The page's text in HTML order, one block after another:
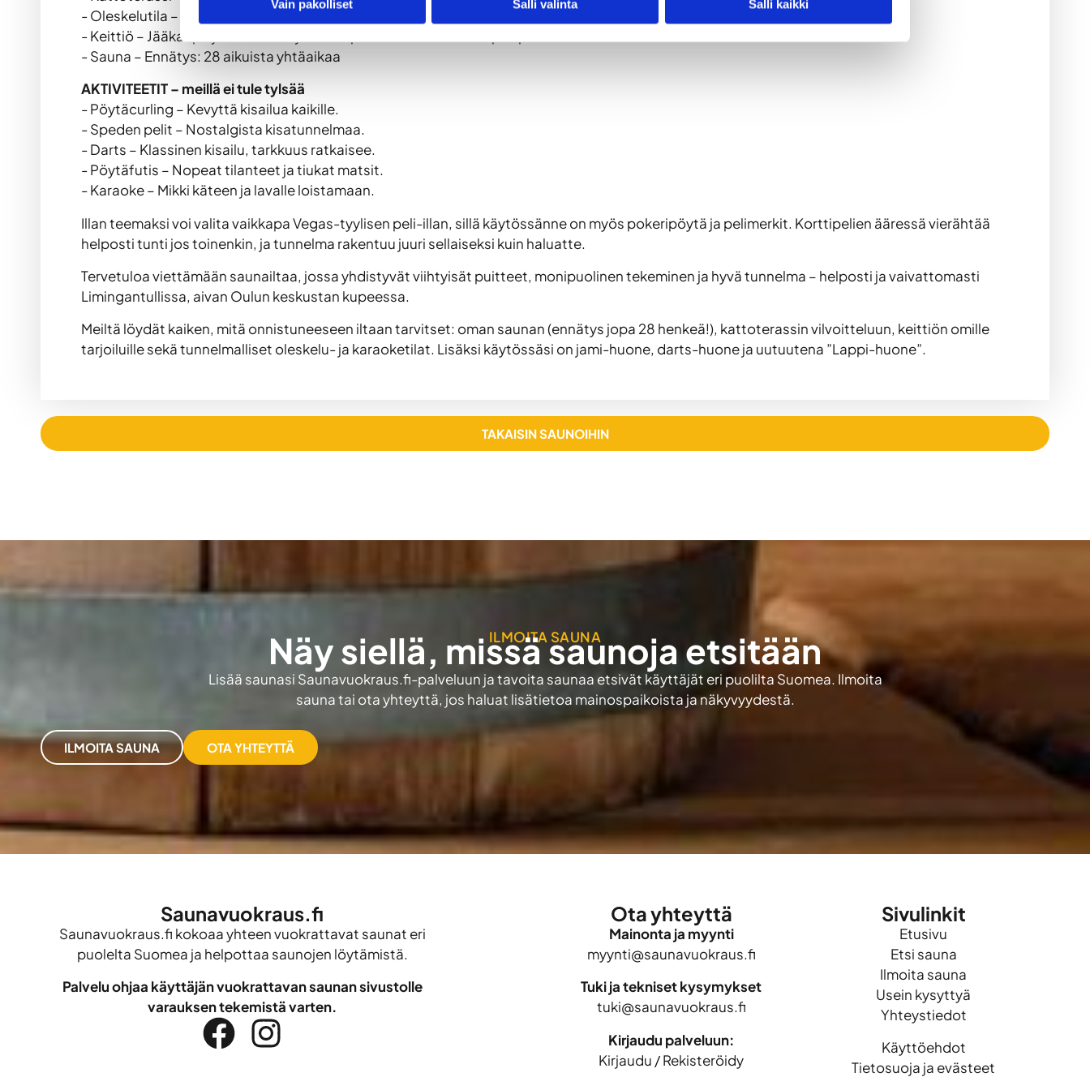
Vain pakolliset Salli valinta Salli kaikki
- Oleskelutila – Omat juomat sallittu, tilaa seurusteluun, karaokeen ja musiikkiin.
- Keittiö – Jääkaapit ja astiat – tarjoilut helposti omilla eväillä tai pitopalvelun kautta.
- Sauna – Ennätys: 28 aikuista yhtäaikaa
AKTIVITEETIT – meillä ei tule tylsää
- Pöytäcurling – Kevyttä kisailua kaikille.
- Speden pelit – Nostalgista kisatunnelmaa.
- Darts – Klassinen kisailu, tarkkuus ratkaisee.
- Pöytäfutis – Nopeat tilanteet ja tiukat matsit.
- Karaoke – Mikki käteen ja lavalle loistamaan.
Illan teemaksi voi valita vaikkapa Vegas-tyylisen peli-illan, sillä käytössänne on myös pokeripöytä ja pelimerkit. Korttipelien ääressä vierähtää
helposti tunti jos toinenkin, ja tunnelma rakentuu juuri sellaiseksi kuin haluatte.
Tervetuloa viettämään saunailtaa, jossa yhdistyvät viihtyisät puitteet, monipuolinen tekeminen ja hyvä tunnelma – helposti ja vaivattomasti
Limingantullissa, aivan Oulun keskustan kupeessa.
Meiltä löydät kaiken, mitä onnistuneeseen iltaan tarvitset: oman saunan (ennätys jopa 28 henkeä!), kattoterassin vilvoitteluun, keittiön omille
tarjoiluille sekä tunnelmalliset oleskelu- ja karaoketilat. Lisäksi käytössäsi on jami-huone, darts-huone ja uutuutena ”Lappi-huone”.
TAKAISIN SAUNOIHIN
ILMOITA SAUNA
Näy siellä, missä saunoja etsitään
Lisää saunasi Saunavuokraus.fi-palveluun ja tavoita saunaa etsivät käyttäjät eri puolilta Suomea. Ilmoita
sauna tai ota yhteyttä, jos haluat lisätietoa mainospaikoista ja näkyvyydestä.
ILMOITA SAUNA OTA YHTEYTTÄ
Saunavuokraus.fi
Saunavuokraus.fi kokoaa yhteen vuokrattavat saunat eri
puolelta Suomea ja helpottaa saunojen löytämistä.
Palvelu ohjaa käyttäjän vuokrattavan saunan sivustolle
varauksen tekemistä varten.
Ota yhteyttä
Mainonta ja myynti
myynti@saunavuokraus.fi
Tuki ja tekniset kysymykset
tuki@saunavuokraus.fi
Kirjaudu palveluun:
Kirjaudu /Rekisteröidy
Sivulinkit
Etusivu
Etsi sauna
Ilmoita sauna
Usein kysyttyä
Yhteystiedot
Käyttöehdot
Tietosuoja ja evästeet